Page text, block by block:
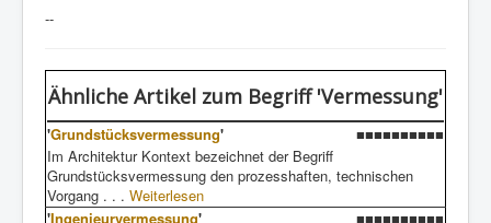
--
Ähnliche Artikel zum Begriff 'Vermessung'
'Grundstücksvermessung'
■■■■■■■■■■
Im Architektur Kontext bezeichnet der Begriff
Grundstücksvermessung den prozesshaften, technischen
Vorgang . . . Weiterlesen
'Ingenieurvermessung'
■■■■■■■■■■